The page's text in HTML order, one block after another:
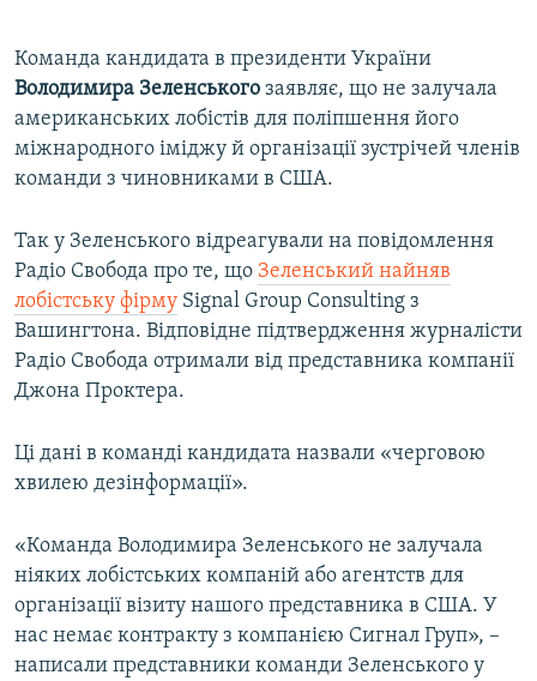
Усі сайти RFE/RL
Команда кандидата в президенти України
Володимира Зеленського заявляє, що не залучала
американських лобістів для поліпшення його
міжнародного іміджу й організації зустрічей членів
команди з чиновниками в США.
Так у Зеленського відреагували на повідомлення
Радіо Свобода про те, що Зеленський найняв
лобістську фірму Signal Group Consulting з
Вашингтона. Відповідне підтвердження журналісти
Радіо Свобода отримали від представника компанії
Джона Проктера.
Ці дані в команді кандидата назвали «черговою
хвилею дезінформації».
«Команда Володимира Зеленського не залучала
ніяких лобістських компаній або агентств для
організації візиту нашого представника в США. У
нас немає контракту з компанією Сигнал Груп», –
написали представники команди Зеленського у